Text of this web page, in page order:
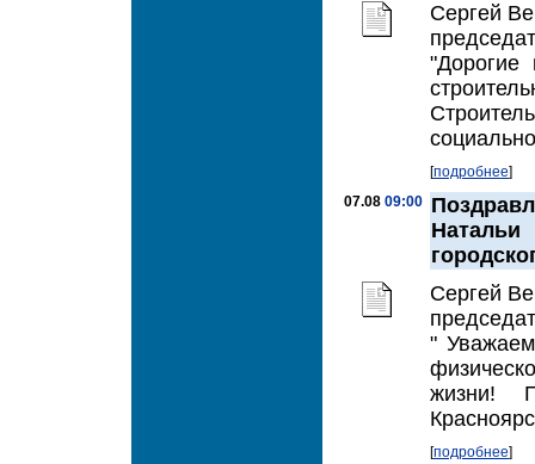
Сергей
"Дорогие
[подробнее]
07.08 09:00
Сергей
"
жизни!
[подробнее]